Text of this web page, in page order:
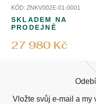
a peridoty
KÓD: ZNKV002E-01-0001
27 980 Kč
SKLADEM NA
PRODEJNĚ
Vložte svůj e-mail a my